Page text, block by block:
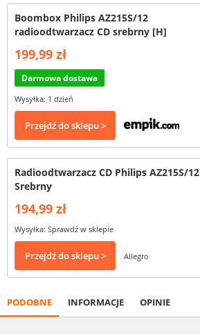
Boombox Philips AZ215S/12
radioodtwarzacz CD srebrny [H]
199,99 zł
Darmowa dostawa
Wysyłka: 1 dzień
Przejdź do sklepu >
Radioodtwarzacz CD Philips AZ215S/12
Srebrny
194,99 zł
Wysyłka: Sprawdź w sklepie
Przejdź do sklepu > Allegro
PODOBNE INFORMACJE OPINIE